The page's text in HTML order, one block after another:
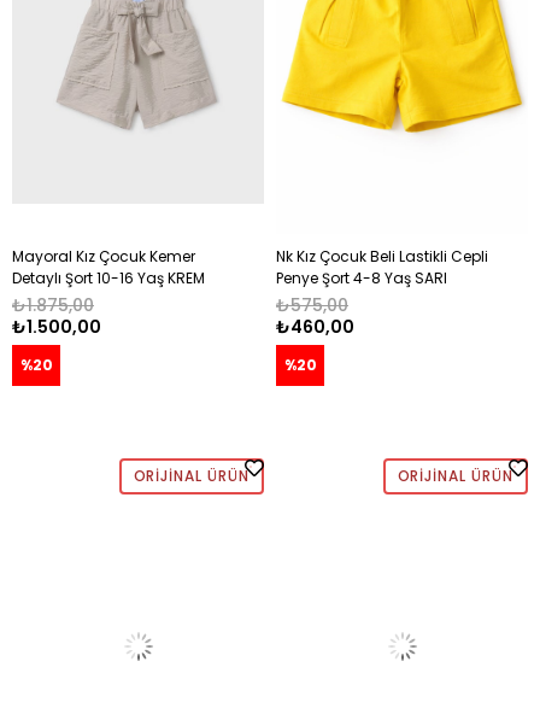
Mayoral Kız Çocuk Kemer
Detaylı Şort 10-16 Yaş KREM
₺1.500,00
₺1.875,00
%20
Nk Kız Çocuk Beli Lastikli Cepli
Penye Şort 4-8 Yaş SARI
₺460,00
₺575,00
%20
ORIJINAL ÜRÜN ORIJINAL ÜRÜN